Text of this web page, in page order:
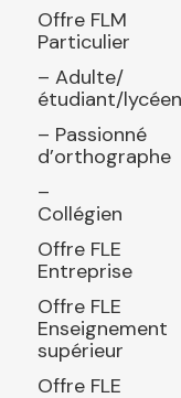
Offre FLM
Particulier
– Adulte/
étudiant/lycéen
– Passionné
d’orthographe
–
Collégien
Offre FLE
Entreprise
Offre FLE
Enseignement
supérieur
Offre FLE